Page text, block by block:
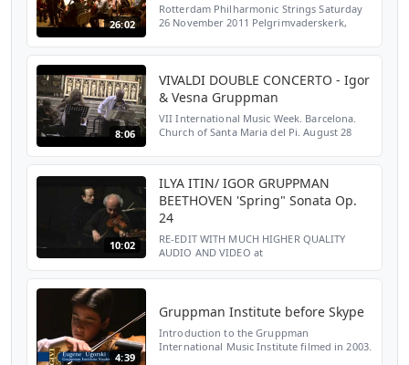
26:02
Rotterdam Philharmonic Strings Saturday
26 November 2011 Pelgrimvaderskerk,
8:06
VIVALDI DOUBLE CONCERTO - Igor
& Vesna Gruppman
VII International Music Week. Barcelona.
Church of Santa Maria del Pi. August 28
10:02
ILYA ITIN/ IGOR GRUPPMAN
BEETHOVEN 'Spring" Sonata Op.
24
RE-EDIT WITH MUCH HIGHER QUALITY
AUDIO AND VIDEO at
4459 www.vaimusic.com work...
4:39
Gruppman Institute before Skype
Introduction to the Gruppman
International Music Institute filmed in 2003.